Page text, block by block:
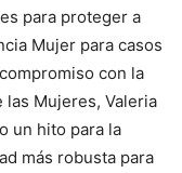
para proteger a
Mujer para casos
con la
las Mujeres, Valeria
un hito para la
más robusta para